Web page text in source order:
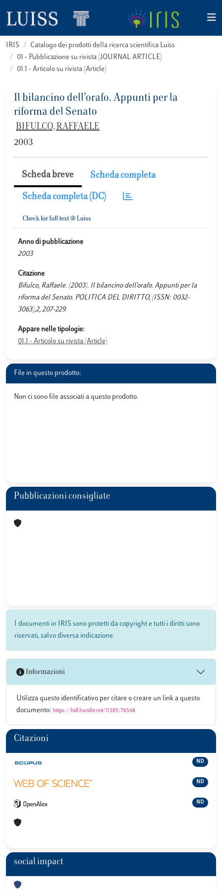
IRIS
Catalogo dei prodotti della ricerca scientifica Luiss
01 - Pubblicazione su rivista (JOURNAL ARTICLE)
01.1 - Articolo su rivista (Article)
Il bilancino dell’orafo. Appunti per la
riforma del Senato
BIFULCO, RAFFAELE
2003
Scheda breve Scheda completa
Scheda completa (DC)
Anno di pubblicazione
2003
Citazione
Bifulco, Raffaele. (2003). Il bilancino dell’orafo. Appunti per la
riforma del Senato. POLITICA DEL DIRITTO, (ISSN: 0032-
3063),2, 207-229.
Appare nelle tipologie:
01.1 - Articolo su rivista (Article)
File in questo prodotto:
Non ci sono file associati a questo prodotto.
Pubblicazioni consigliate
I documenti in IRIS sono protetti da copyright e tutti i diritti sono
riservati, salvo diversa indicazione.
Informazioni
Utilizza questo identificativo per citare o creare un link a questo
documento: https://hdl.handle.net/11385/76548
Citazioni
ND
ND
ND
social impact